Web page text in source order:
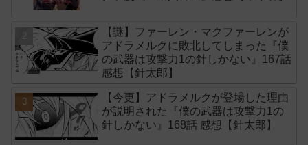
【謎】ファーレン・マクファーレンが
アドラメルクに敗北してしまった『僕
の武器は攻撃力1の針しかない』167話
感想【針太郎】
【今更】アドラメルクが登場した理由
が説明された『僕の武器は攻撃力1の
針しかない』168話 感想【針太郎】